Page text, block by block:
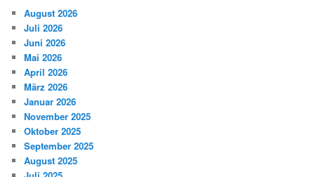
August 2026
Juli 2026
Juni 2026
Mai 2026
April 2026
März 2026
Januar 2026
November 2025
Oktober 2025
September 2025
August 2025